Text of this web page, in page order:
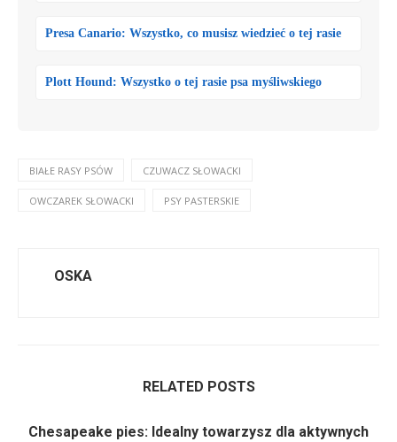
Presa Canario: Wszystko, co musisz wiedzieć o tej rasie
Plott Hound: Wszystko o tej rasie psa myśliwskiego
BIAŁE RASY PSÓW CZUWACZ SŁOWACKI
OWCZAREK SŁOWACKI PSY PASTERSKIE
OSKA
RELATED POSTS
Chesapeake pies: Idealny towarzysz dla aktywnych